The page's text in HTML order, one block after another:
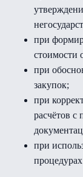
при
стоимости
при
закупок;
при
расчётов
при